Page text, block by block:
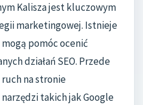
Kalisza jest kluczowym
marketingowej. Istnieje
pomóc ocenić
działań SEO. Przede
na stronie
takich jak Google